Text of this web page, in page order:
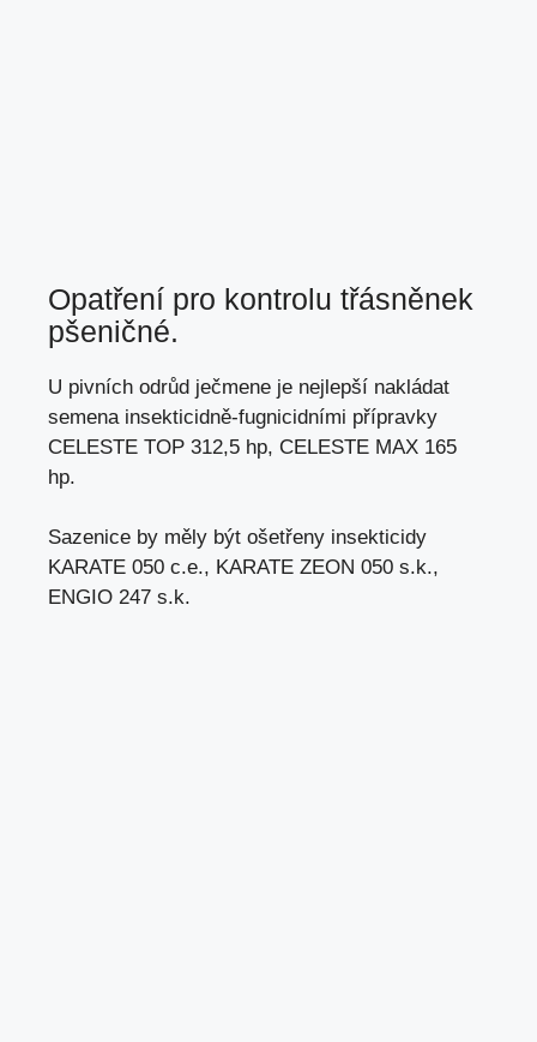
Opatření pro kontrolu třásněnek
pšeničné.
U pivních odrůd ječmene je nejlepší nakládat
semena insekticidně-fugnicidními přípravky
CELESTE TOP 312,5 hp, CELESTE MAX 165
hp.
Sazenice by měly být ošetřeny insekticidy
KARATE 050 c.e., KARATE ZEON 050 s.k.,
ENGIO 247 s.k.